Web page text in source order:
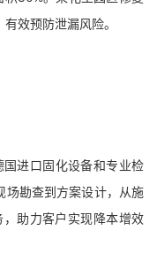
有效预防泄漏风险。
进口固化设备和专业检
勘查到方案设计，从施
助力客户实现降本增效